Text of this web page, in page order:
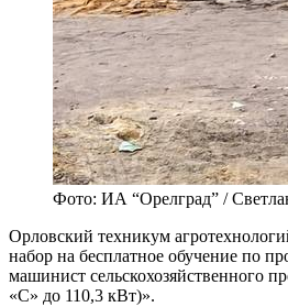
Фото: ИА “Орелград” /
Орловский техникум
набор на бесплатное обучение по
машинист сельскохозяйственного
«С» до 110,3 кВт)».